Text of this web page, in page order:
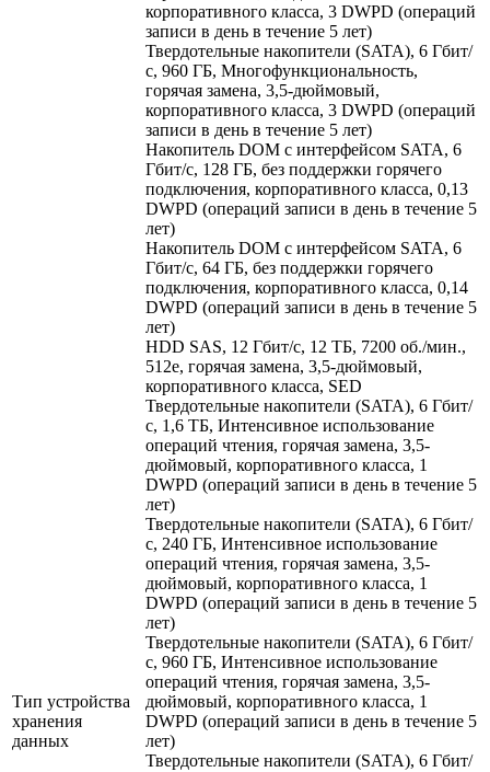
Тип устройства
хранения
данных
корпоративного класса, 3 DWPD (операций
записи в день в течение 5 лет)
Твердотельные накопители (SATA), 6 Гбит/
с, 960 ГБ, Многофункциональность,
горячая замена, 3,5-дюймовый,
корпоративного класса, 3 DWPD (операций
записи в день в течение 5 лет)
Накопитель DOM с интерфейсом SATA, 6
Гбит/с, 128 ГБ, без поддержки горячего
подключения, корпоративного класса, 0,13
DWPD (операций записи в день в течение 5
лет)
Накопитель DOM с интерфейсом SATA, 6
Гбит/с, 64 ГБ, без поддержки горячего
подключения, корпоративного класса, 0,14
DWPD (операций записи в день в течение 5
лет)
HDD SAS, 12 Гбит/с, 12 ТБ, 7200 об./мин.,
512e, горячая замена, 3,5-дюймовый,
корпоративного класса, SED
Твердотельные накопители (SATA), 6 Гбит/
с, 1,6 ТБ, Интенсивное использование
операций чтения, горячая замена, 3,5-
дюймовый, корпоративного класса, 1
DWPD (операций записи в день в течение 5
лет)
Твердотельные накопители (SATA), 6 Гбит/
с, 240 ГБ, Интенсивное использование
операций чтения, горячая замена, 3,5-
дюймовый, корпоративного класса, 1
DWPD (операций записи в день в течение 5
лет)
Твердотельные накопители (SATA), 6 Гбит/
с, 960 ГБ, Интенсивное использование
операций чтения, горячая замена, 3,5-
дюймовый, корпоративного класса, 1
DWPD (операций записи в день в течение 5
лет)
Твердотельные накопители (SATA), 6 Гбит/